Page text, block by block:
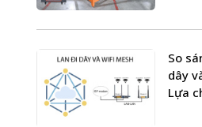
So
dây
Lựa